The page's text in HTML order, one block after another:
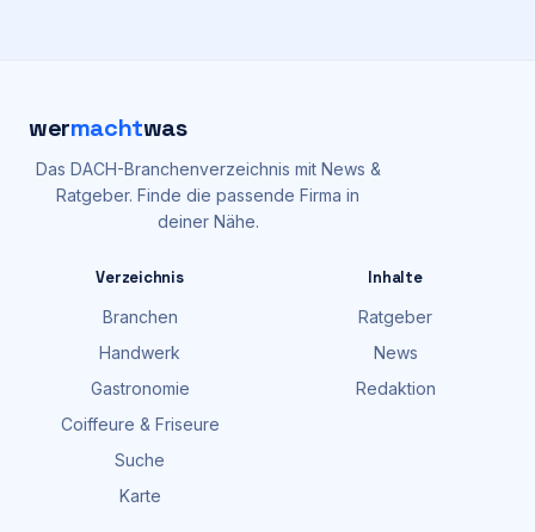
wermachtwas
Das DACH-Branchenverzeichnis mit News &
Ratgeber. Finde die passende Firma in
deiner Nähe.
Verzeichnis
Branchen
Handwerk
Gastronomie
Coiffeure & Friseure
Suche
Karte
Inhalte
Ratgeber
News
Redaktion